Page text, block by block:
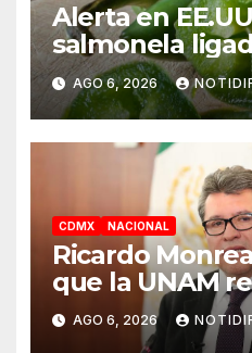
Alerta en
salmonela
mexicanos;
casos
AGO 6, 2026
CDMX NACIONAL
Ricardo
que la UNAM
normalidad e
semestre
AGO 6, 2026